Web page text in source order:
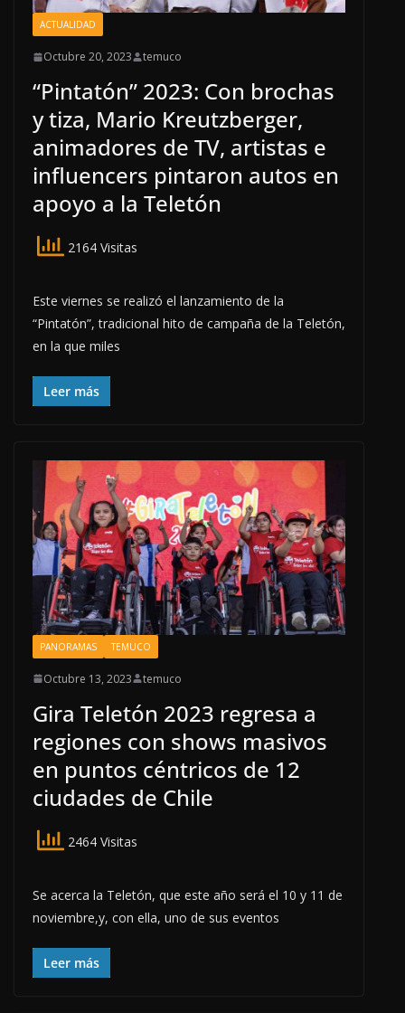
ACTUALIDAD
Octubre 20, 2023 temuco
“Pintatón” 2023: Con brochas
y tiza, Mario Kreutzberger,
animadores de TV, artistas e
influencers pintaron autos en
apoyo a la Teletón
2164 Visitas
Este viernes se realizó el lanzamiento de la
“Pintatón”, tradicional hito de campaña de la Teletón,
en la que miles
Leer más
PANORAMAS TEMUCO
Octubre 13, 2023 temuco
Gira Teletón 2023 regresa a
regiones con shows masivos
en puntos céntricos de 12
ciudades de Chile
2464 Visitas
Se acerca la Teletón, que este año será el 10 y 11 de
noviembre,y, con ella, uno de sus eventos
Leer más